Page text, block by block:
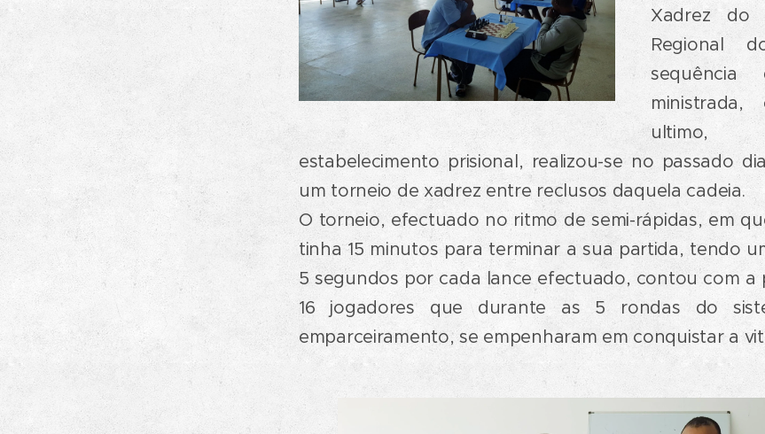
Xadrez do
Regional
sequência
ministrada,
ultimo,
estabelecimento prisional, realizou-se no passado
um torneio de xadrez entre reclusos daquela cadeia.
O torneio, efectuado no ritmo de semi-rápidas, em
tinha 15 minutos para terminar a sua partida, tendo
5 segundos por cada lance efectuado, contou com a
16 jogadores que durante as 5 rondas do
emparceiramento, se empenharam em conquistar a